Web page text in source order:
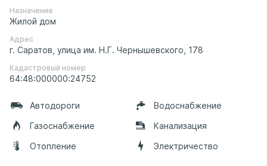
Назначение
Жилой дом
Адрес
г. Саратов, улица им. Н.Г. Чернышевского, 178
Кадастровый номер
64:48:000000:24752
Автодороги
Водоснабжение
Газоснабжение
Канализация
Отопление
Электричество